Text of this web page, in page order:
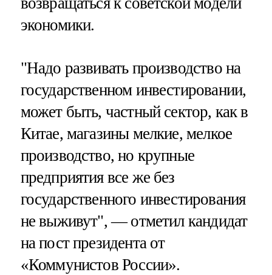
экономики.
"Надо развивать производство на
государственном инвестировании,
может быть, частный сектор, как в
Китае, магазины мелкие, мелкое
производство, но крупные
предприятия все же без
государственного инвестирования
не выживут", — отметил кандидат
на пост президента от
«Коммунистов России».